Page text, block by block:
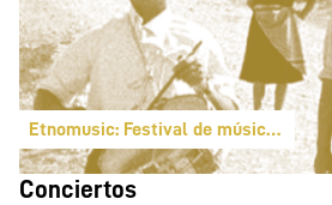
Etnomusic: Festival de música folk y
Conciertos